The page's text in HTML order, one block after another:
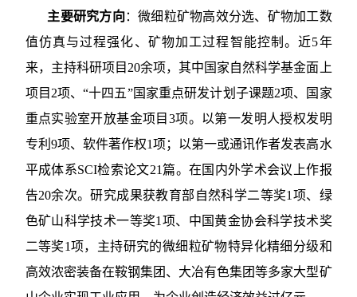
主要研究方向 ：微细粒矿物高效分选、矿物加工数
值仿真与过程强化、矿物加工过程智能控制。近5年
来，主持科研项目20余项，其中国家自然科学基金面上
项目2项、“十四五”国家重点研发计划子课题2项、国家
重点实验室开放基金项目 3项。以第一发明人授权发明
专利 9项、软件著作权1项；以第一或通讯作者发表高水
平成体系SCI检索论文21篇。在国内外学术会议上作报
告20余次。研究成果获教育部自然科学二等奖1项、绿
色矿山科学技术一等奖1项、中国黄金协会科学技术奖
二等奖1项，主持研究的微细粒矿物特异化精细分级和
高效浓密装备在鞍钢集团、大冶有色集团等多家大型矿